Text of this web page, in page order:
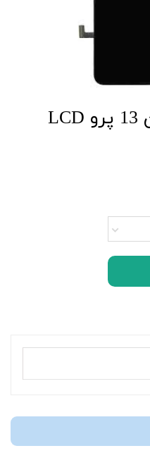
تاچ و ال سی دی آیفون 13 پرو LCD